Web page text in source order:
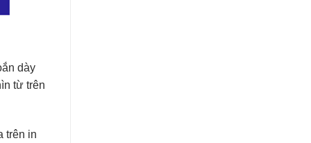
dày
từ trên
trên in